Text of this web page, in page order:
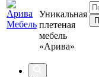
Уникальная
плетеная
мебель
«Арива»